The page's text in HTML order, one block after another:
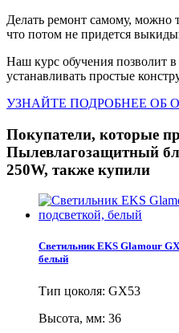
Делать ремонт самому, можно
что потом не придется
Наш курс обучения позволит в
устанавливать простые
УЗНАЙТЕ ПОДРОБНЕЕ ОБ
Покупатели, которые
Пылевлагозащитный
250W, также купили
Светильник EKS Glamour
белый
Тип цоколя: GX53
Высота, мм: 36